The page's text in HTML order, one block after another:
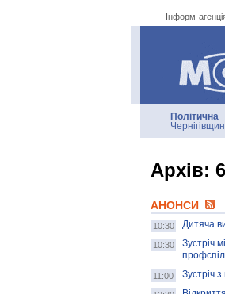
Інформ-
Політична
Архiв:
АНОНСИ
10:30 Дитяча
10:30
Зустріч
11:00 Зустріч